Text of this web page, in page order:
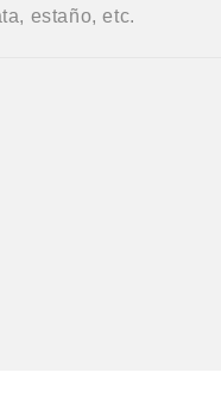
estaño, etc.